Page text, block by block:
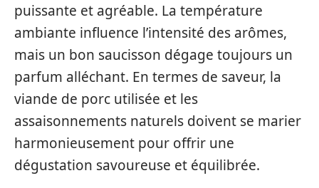
puissante et agréable. La température
ambiante influence l’intensité des arômes,
mais un bon saucisson dégage toujours un
parfum alléchant. En termes de saveur, la
viande de porc utilisée et les
assaisonnements naturels doivent se marier
harmonieusement pour offrir une
dégustation savoureuse et équilibrée.